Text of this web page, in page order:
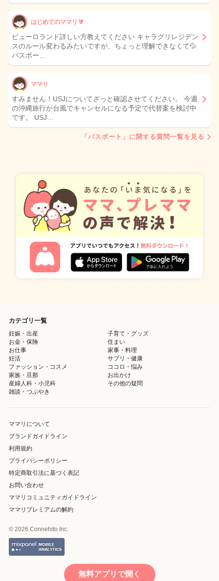
はじめてのママリ🔰
ピューロランド詳しい方教えてください キャラグリレジデン
スのルール変わるみたいですが、ちょっと理解できなくて💦
パスポー…
ママリ
すみません！USJについてざっと確認させてください。 今週
の沖縄旅行が台風でキャンセルになる予定で代替案を検討中
です。 USJ…
「パスポート」に関する質問一覧を見る
カテゴリ一覧
妊娠・出産
子育て・グッズ
お金・保険
住まい
お仕事
家事・料理
妊活
サプリ・健康
ファッション・コスメ
ココロ・悩み
家族・旦那
お出かけ
産婦人科・小児科
その他の疑問
雑談・つぶやき
ママリについて
ブランドガイドライン
利用規約
プライバシーポリシー
特定商取引法に基づく表記
お問い合わせ
ママリコミュニティガイドライン
ママリプレミアムの解約
© 2026 Connehito Inc.
無料アプリで開く